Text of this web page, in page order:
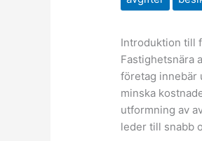
Introduktion till
Fastighetsnära
företag innebär
minska
utformning av
leder till snabb